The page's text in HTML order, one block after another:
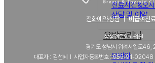
진료시간&오
상담 및 예약
유방클리닉
유방암
전화예약·상담｜비급여진료
삼성앤유외과의원
경기도 성남시 위례서일로46,
대표자 : 김선혜 l 사업자등록번호 : 655-91-